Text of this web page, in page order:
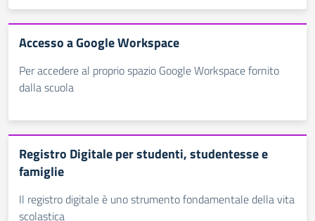
Accesso a Google Workspace
Per accedere al proprio spazio Google Workspace fornito
dalla scuola
Registro Digitale per studenti, studentesse e
famiglie
Il registro digitale è uno strumento fondamentale della vita
scolastica